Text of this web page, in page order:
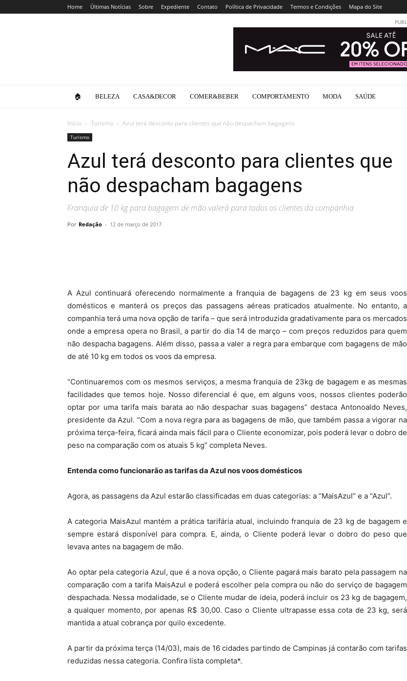
Home Últimas Notícias Sobre Expediente Contato Política de Privacidade Termos e Condições Mapa do Site
🏠 BELEZA CASA&DECOR COMER&BEBER COMPORTAMENTO MODA SAÚDE
Início Turismo Azul terá desconto para clientes que não despacham bagagens
Turismo
Azul terá desconto para clientes que
não despacham bagagens
Franquia de 10 kg para bagagem de mão valerá para todos os clientes da companhia
Por Redação - 12 de março de 2017
A Azul continuará oferecendo normalmente a franquia de bagagens de 23 kg em seus voos
domésticos e manterá os preços das passagens aéreas praticados atualmente. No entanto, a
companhia terá uma nova opção de tarifa – que será introduzida gradativamente para os mercados
onde a empresa opera no Brasil, a partir do dia 14 de março – com preços reduzidos para quem
não despacha bagagens. Além disso, passa a valer a regra para embarque com bagagens de mão
de até 10 kg em todos os voos da empresa.
“Continuaremos com os mesmos serviços, a mesma franquia de 23kg de bagagem e as mesmas
facilidades que temos hoje. Nosso diferencial é que, em alguns voos, nossos clientes poderão
optar por uma tarifa mais barata ao não despachar suas bagagens” destaca Antonoaldo Neves,
presidente da Azul. “Com a nova regra para as bagagens de mão, que também passa a vigorar na
próxima terça-feira, ficará ainda mais fácil para o Cliente economizar, pois poderá levar o dobro de
peso na comparação com os atuais 5 kg” completa Neves.
Entenda como funcionarão as tarifas da Azul nos voos domésticos
Agora, as passagens da Azul estarão classificadas em duas categorias: a “MaisAzul” e a “Azul”.
A categoria MaisAzul mantém a prática tarifária atual, incluindo franquia de 23 kg de bagagem e
sempre estará disponível para compra. E, ainda, o Cliente poderá levar o dobro do peso que
levava antes na bagagem de mão.
Ao optar pela categoria Azul, que é a nova opção, o Cliente pagará mais barato pela passagem na
comparação com a tarifa MaisAzul e poderá escolher pela compra ou não do serviço de bagagem
despachada. Nessa modalidade, se o Cliente mudar de ideia, poderá incluir os 23 kg de bagagem,
a qualquer momento, por apenas R$ 30,00. Caso o Cliente ultrapasse essa cota de 23 kg, será
mantida a atual cobrança por quilo excedente.
A partir da próxima terça (14/03), mais de 16 cidades partindo de Campinas já contarão com tarifas
reduzidas nessa categoria. Confira lista completa*.